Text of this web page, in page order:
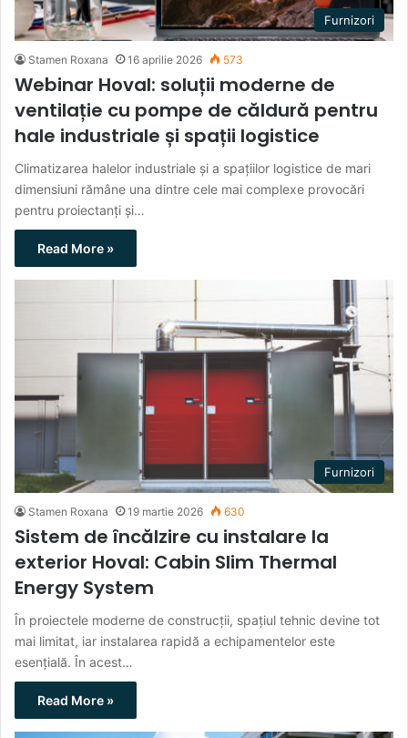
Furnizori
Stamen Roxana 16 aprilie 2026 573
Webinar Hoval: soluții moderne de
ventilație cu pompe de căldură pentru
hale industriale și spații logistice
Climatizarea halelor industriale și a spațiilor logistice de mari
dimensiuni rămâne una dintre cele mai complexe provocări
pentru proiectanți și…
Read More »
Furnizori
Stamen Roxana 19 martie 2026 630
Sistem de încălzire cu instalare la
exterior Hoval: Cabin Slim Thermal
Energy System
În proiectele moderne de construcții, spațiul tehnic devine tot
mai limitat, iar instalarea rapidă a echipamentelor este
esențială. În acest…
Read More »